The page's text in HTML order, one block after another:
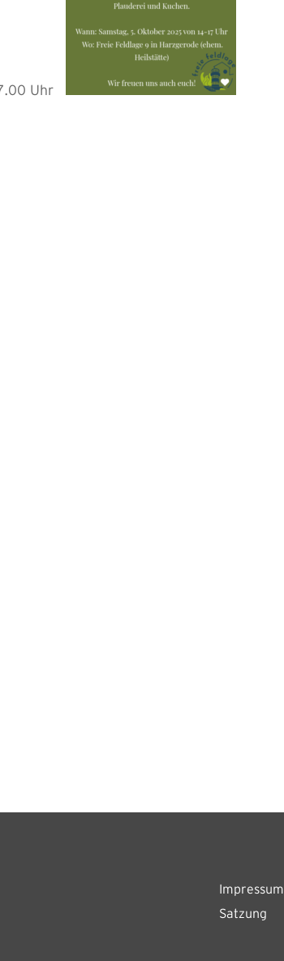
Uhr
Impressum
Satzung